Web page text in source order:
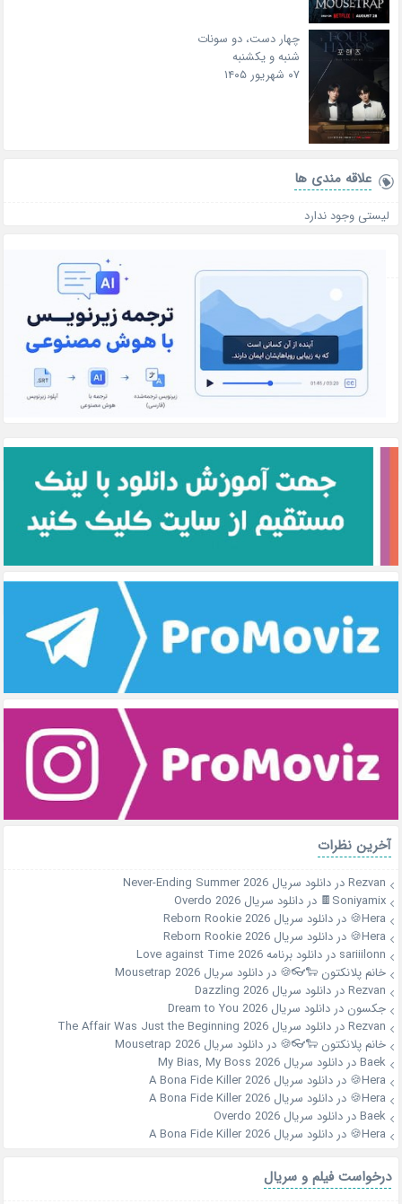
چهار دست، دو سونات
شنبه و یکشنبه
۰۷ شهریور ۱۴۰۵
علاقه‌ مندی ها
لیستی وجود ندارد
آخرین نظرات
Rezvanدردانلود سریال Never-Ending Summer 2026
Soniyamix🍫
دردانلود سریال Overdo 2026
Hera🍪
دردانلود سریال Reborn Rookie 2026
Hera🍪
دردانلود سریال Reborn Rookie 2026
sariiilonn دردانلود برنامه Love against Time 2026
خانم پلانکتون 🐑👓🍪 دردانلود سریال Mousetrap 2026
Rezvanدردانلود سریال Dazzling 2026
جکسون دردانلود سریال Dream to You 2026
Rezvanدردانلود سریال The Affair Was Just the Beginning 2026
خانم پلانکتون 🐑👓🍪 دردانلود سریال Mousetrap 2026
Baekدردانلود سریال My Bias, My Boss 2026
Hera🍪
دردانلود سریال A Bona Fide Killer 2026
Hera🍪
دردانلود سریال A Bona Fide Killer 2026
Baekدردانلود سریال Overdo 2026
Hera🍪
دردانلود سریال A Bona Fide Killer 2026
درخواست فیلم و سریال